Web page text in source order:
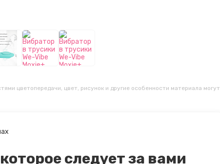
цветопередачи, цвет, рисунок и другие особенности материала могут
следует за вами